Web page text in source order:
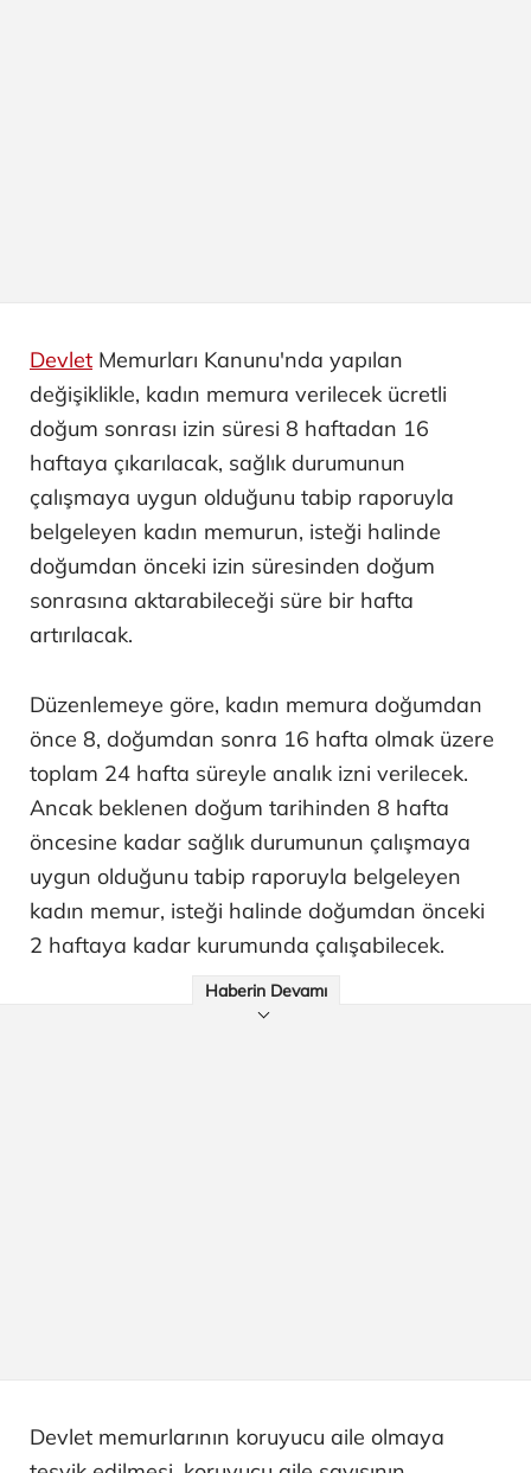
Devlet Memurları Kanunu'nda yapılan
değişiklikle, kadın memura verilecek ücretli
doğum sonrası izin süresi 8 haftadan 16
haftaya çıkarılacak, sağlık durumunun
çalışmaya uygun olduğunu tabip raporuyla
belgeleyen kadın memurun, isteği halinde
doğumdan önceki izin süresinden doğum
sonrasına aktarabileceği süre bir hafta
artırılacak.
Düzenlemeye göre, kadın memura doğumdan
önce 8, doğumdan sonra 16 hafta olmak üzere
toplam 24 hafta süreyle analık izni verilecek.
Ancak beklenen doğum tarihinden 8 hafta
öncesine kadar sağlık durumunun çalışmaya
uygun olduğunu tabip raporuyla belgeleyen
kadın memur, isteği halinde doğumdan önceki
2 haftaya kadar kurumunda çalışabilecek.
Haberin Devamı
Devlet memurlarının koruyucu aile olmaya